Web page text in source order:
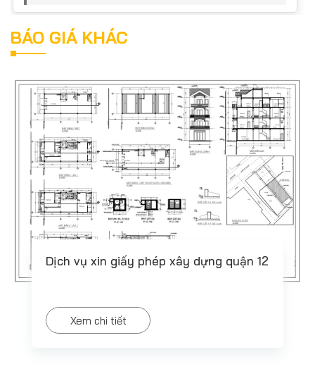
BÁO GIÁ KHÁC
Dịch vụ xin giấy phép xây dựng quận 12
Xem chi tiết